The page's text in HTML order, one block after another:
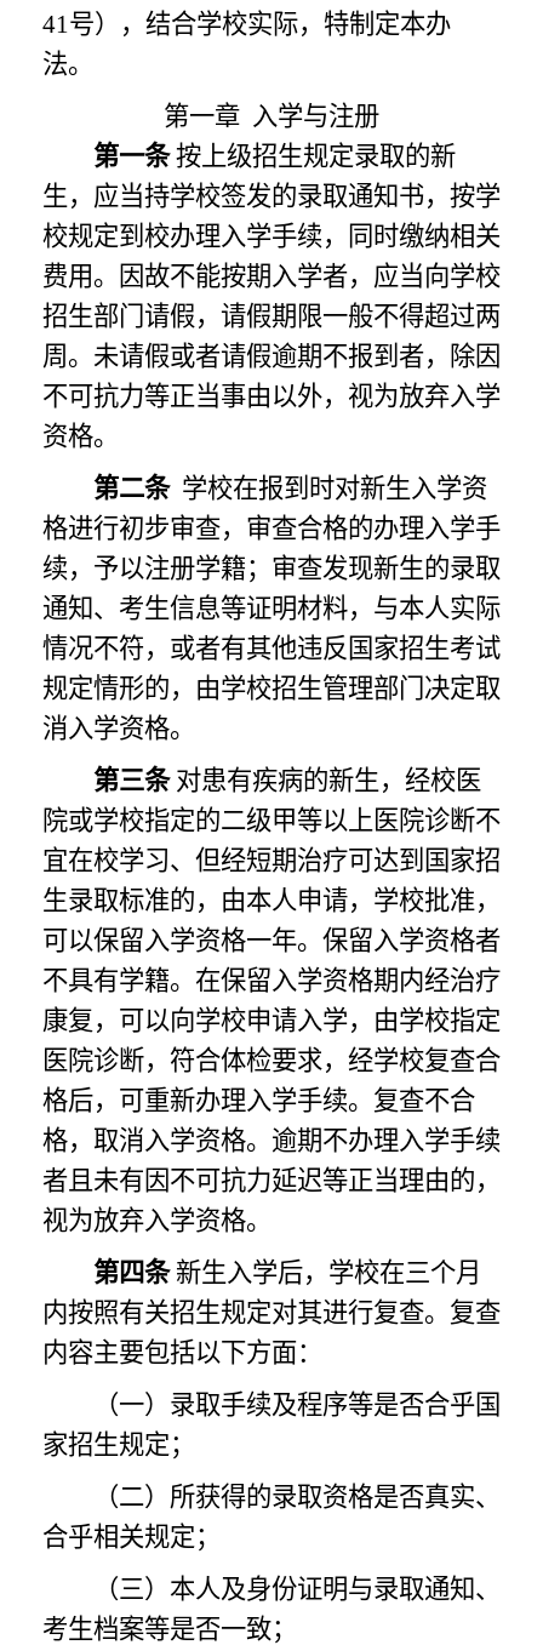
41号），结合学校实际，特制定本办
法。
第一章 入学与注册
第一条 按上级招生规定录取的新
生，应当持学校签发的录取通知书，按学
校规定到校办理入学手续，同时缴纳相关
费用。因故不能按期入学者，应当向学校
招生部门请假，请假期限一般不得超过两
周。未请假或者请假逾期不报到者，除因
不可抗力等正当事由以外，视为放弃入学
资格。
第二条 学校在报到时对新生入学资
格进行初步审查，审查合格的办理入学手
续，予以注册学籍；审查发现新生的录取
通知、考生信息等证明材料，与本人实际
情况不符，或者有其他违反国家招生考试
规定情形的，由学校招生管理部门决定取
消入学资格。
第三条 对患有疾病的新生，经校医
院或学校指定的二级甲等以上医院诊断不
宜在校学习、但经短期治疗可达到国家招
生录取标准的，由本人申请，学校批准，
可以保留入学资格一年。保留入学资格者
不具有学籍。在保留入学资格期内经治疗
康复，可以向学校申请入学，由学校指定
医院诊断，符合体检要求，经学校复查合
格后，可重新办理入学手续。复查不合
格，取消入学资格。逾期不办理入学手续
者且未有因不可抗力延迟等正当理由的，
视为放弃入学资格。
第四条 新生入学后，学校在三个月
内按照有关招生规定对其进行复查。复查
内容主要包括以下方面：
（一）录取手续及程序等是否合乎国
家招生规定；
（二）所获得的录取资格是否真实、
合乎相关规定；
（三）本人及身份证明与录取通知、
考生档案等是否一致；